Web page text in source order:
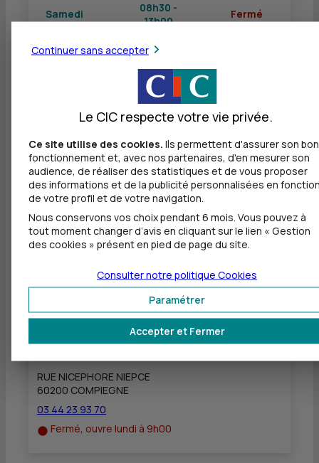
Samedi
08h30 -
13h00
Fermé
Fermé
Autres agences les plus proches
CIC SOISSONS - VILLERS COTTERETS
à 15 km
6 RUE DU GENERAL LECLERC
02600 VILLERS COTTERETS
Fermé, ouvre à 8h30
CIC BANQUE PRIVEE PICARDIE
à19 km
RUE NICEPHORE NIEPCE
60200 COMPIEGNE
03 44 23 93 70
Fermé, ouvre lundi à 9h00
Continuer sans accepter
Le CIC respecte votre vie privée.
Ce site utilise des cookies. Ils permettent d'assurer son bon
fonctionnement et, avec nos partenaires, d'en mesurer son
audience, de réaliser des statistiques et de vous proposer
des informations et de la publicité personnalisées en
de votre profil et de votre navigation.
Nous conservons vos choix pendant 6 mois. Vous pouvez à
tout moment changer d’avis en cliquant sur le lien « Gestion
des cookies » présent en pied de page du site.
Accepter et Fermer
Paramétrer
Consulter notre politique Cookies